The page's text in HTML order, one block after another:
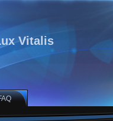
Vitalis